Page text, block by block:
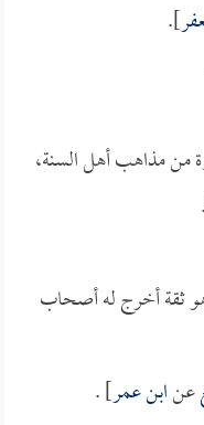
].
من مذاهب أهل السنة،
ثقة أخرج له أصحاب
عنابن عمر] .